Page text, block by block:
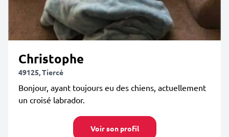
Christophe
49125, Tiercé
Bonjour, ayant toujours eu des chiens, actuellement
un croisé labrador.
Voir son profil